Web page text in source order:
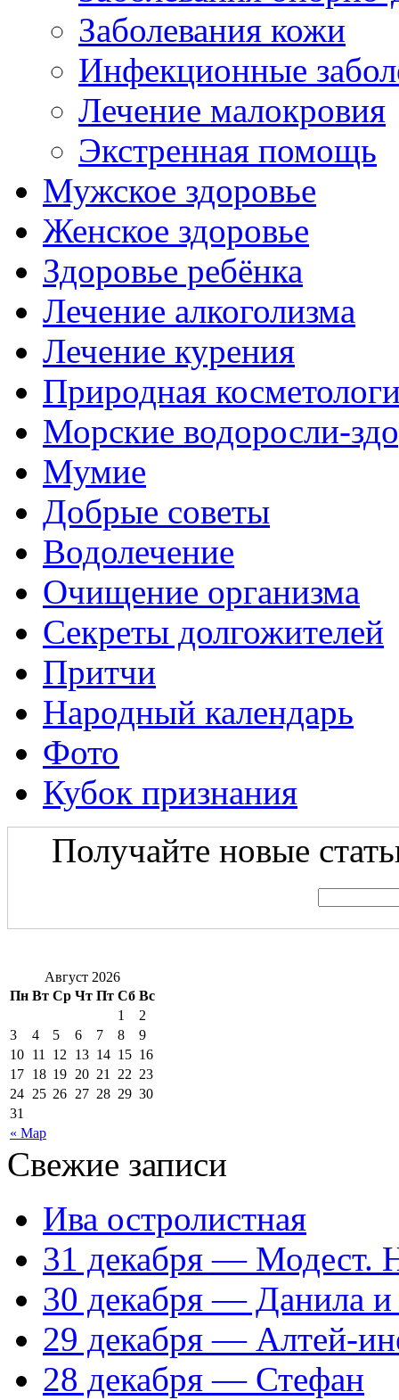
Заболевания кожи
Инфекционные
Лечение малокровия
Экстренная помощь
Мужское здоровье
Женское здоровье
Здоровье ребёнка
Лечение алкоголизма
Лечение курения
Природная
Морские водоросли-
Мумие
Добрые советы
Водолечение
Очищение организма
Секреты долгожителей
Притчи
Народный календарь
Фото
Кубок признания
Получайте новые
Август 2026
Пн Вт Ср Чт Пт Сб Вс
« Мар
1
2
3
4 5 6 7 8
9
10 11 12 13 14 15 16
17 18 19 20 21 22 23
24 25 26 27 28 29 30
31
Свежие записи
Ива остролистная
31 декабря — Модест.
30 декабря — Данила
29 декабря — Алтей-
28 декабря — Стефан